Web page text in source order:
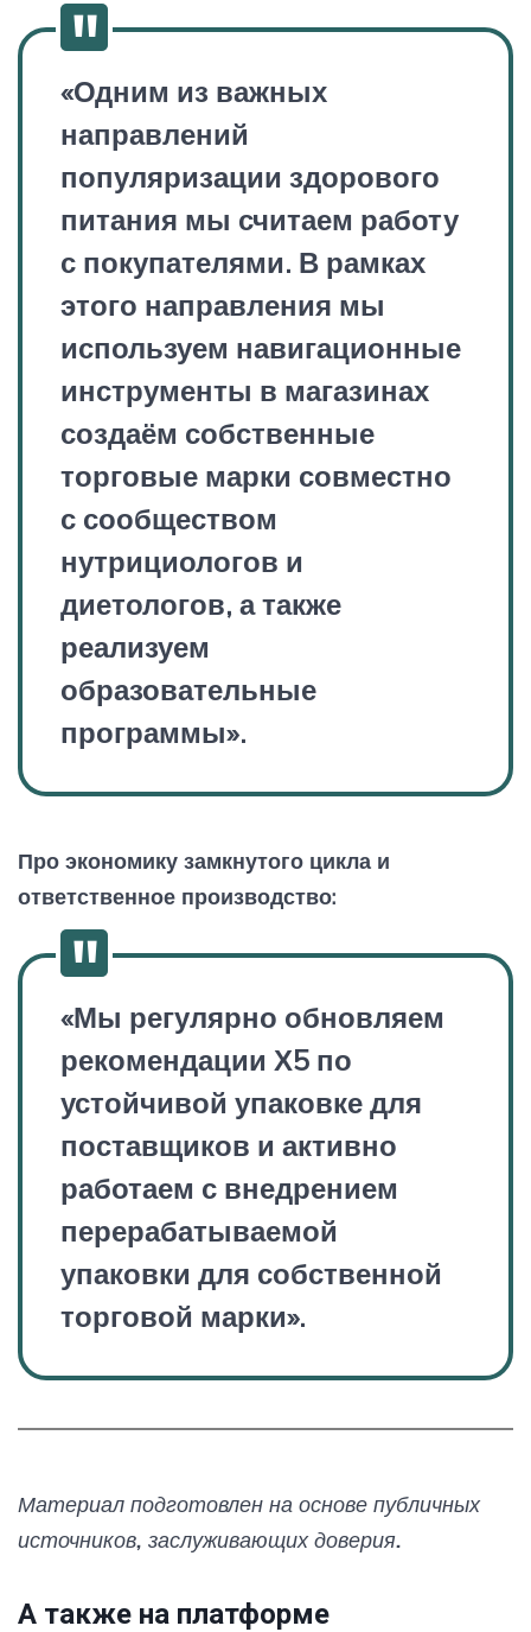
«Одним из важных
направлений
популяризации здорового
питания мы считаем работу
с покупателями. В рамках
этого направления мы
используем навигационные
инструменты в магазинах
создаём собственные
торговые марки совместно
с сообществом
нутрициологов и
диетологов, а также
реализуем
образовательные
программы».
Про экономику замкнутого цикла и
ответственное производство:
«Мы регулярно обновляем
рекомендации Х5 по
устойчивой упаковке для
поставщиков и активно
работаем с внедрением
перерабатываемой
упаковки для собственной
торговой марки».
Материал подготовлен на основе публичных
источников, заслуживающих доверия.
А также на платформе